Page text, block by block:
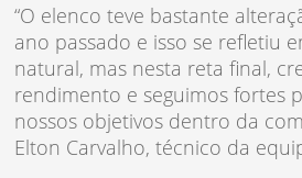
“O elenco teve bastante
ano passado e isso se refletiu
natural, mas nesta reta final,
rendimento e seguimos fortes
nossos objetivos dentro da
Elton Carvalho, técnico da